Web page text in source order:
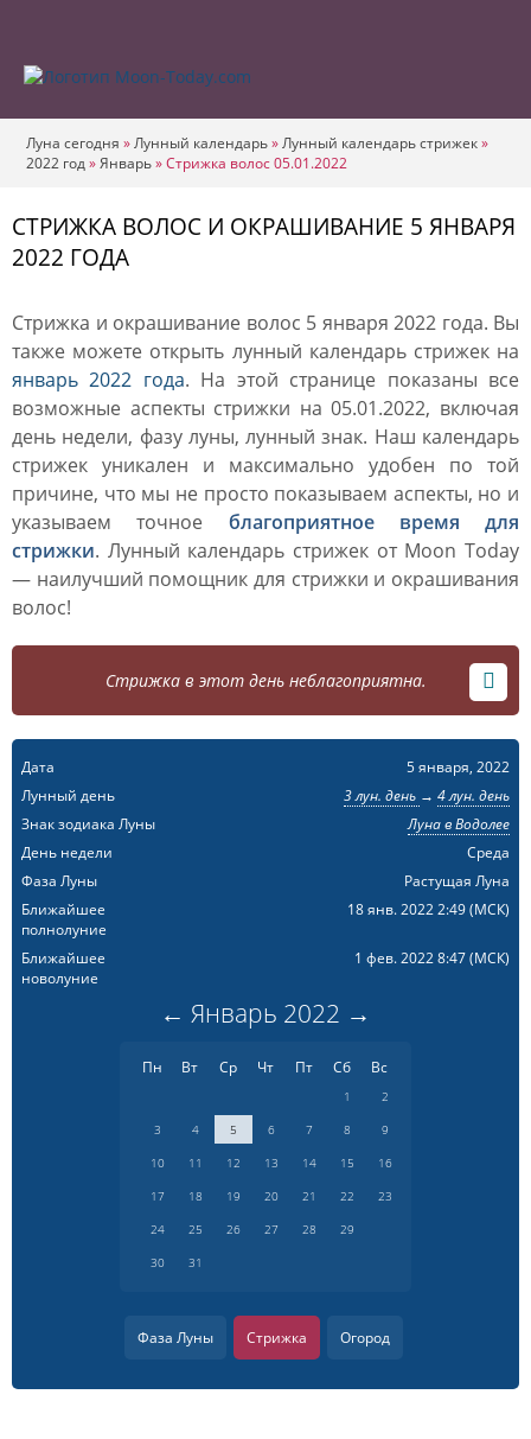
Луна сегодня »Лунный календарь»Лунный календарь стрижек»
2022 год»Январь»Стрижка волос 05.01.2022
СТРИЖКА ВОЛОС И ОКРАШИВАНИЕ 5 ЯНВАРЯ
2022 ГОДА
Стрижка и окрашивание волос 5 января 2022 года. Вы
также можете открыть лунный календарь стрижек на
январь 2022 года. На этой странице показаны все
возможные аспекты стрижки на 05.01.2022, включая
день недели, фазу луны, лунный знак. Наш календарь
стрижек уникален и максимально удобен по той
причине, что мы не просто показываем аспекты, но и
указываем точное благоприятное время для
стрижки. Лунный календарь стрижек от Moon Today
— наилучший помощник для стрижки и окрашивания
волос!
Стрижка в этот день неблагоприятна.
Дата
5 января, 2022
Лунный день
3 лун. день → 4 лун. день
Знак зодиака Луны
Луна в Водолее
День недели
Среда
Фаза Луны
Растущая Луна
Ближайшее
полнолуние
18 янв. 2022 2:49(МСК)
Ближайшее
новолуние
1 фев. 2022 8:47(МСК)
← Январь 2022 →
Пн Вт Ср Чт Пт Сб Вс
1
2
3
4 5 6 7 8
9
10
11 12 13 14 15
16
17
18 19 20 21 22
23
24
25 26 27 28
29
30
31
Фаза Луны Стрижка Огород